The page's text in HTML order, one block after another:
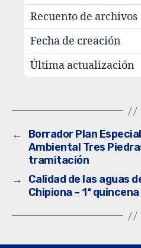
Recuento de archivos
Fecha de creación
Última actualización
←
Borrador Plan
Ambiental Tres
tramitación
→
Calidad de las aguas
Chipiona – 1ª